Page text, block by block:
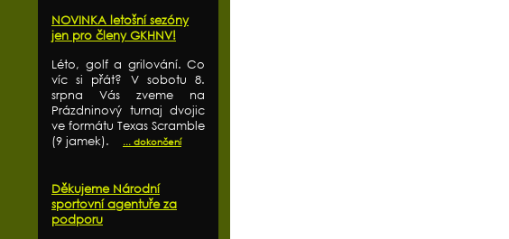
NOVINKA letošní sezóny
jen pro členy GKHNV!
Léto, golf a grilování. Co
víc si přát? V sobotu 8.
srpna Vás zveme na
Prázdninový turnaj dvojic
ve formátu Texas Scramble
(9 jamek).
... dokončení
Děkujeme Národní
sportovní agentuře za
podporu